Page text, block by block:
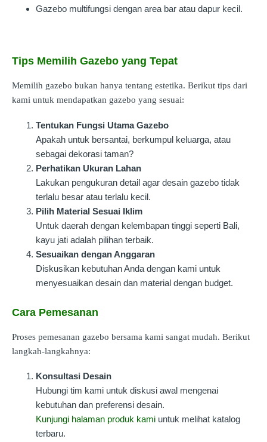
Gazebo multifungsi dengan area bar atau dapur kecil.
Tips Memilih Gazebo yang Tepat
Memilih gazebo bukan hanya tentang estetika. Berikut tips dari
kami untuk mendapatkan gazebo yang sesuai:
Tentukan Fungsi Utama Gazebo
Apakah untuk bersantai, berkumpul keluarga, atau
sebagai dekorasi taman?
Perhatikan Ukuran Lahan
Lakukan pengukuran detail agar desain gazebo tidak
terlalu besar atau terlalu kecil.
Pilih Material Sesuai Iklim
Untuk daerah dengan kelembapan tinggi seperti Bali,
kayu jati adalah pilihan terbaik.
Sesuaikan dengan Anggaran
Diskusikan kebutuhan Anda dengan kami untuk
menyesuaikan desain dan material dengan budget.
Cara Pemesanan
Proses pemesanan gazebo bersama kami sangat mudah. Berikut
langkah-langkahnya:
Konsultasi Desain
Hubungi tim kami untuk diskusi awal mengenai
kebutuhan dan preferensi desain.
Kunjungi halaman produk kami untuk melihat katalog
terbaru.